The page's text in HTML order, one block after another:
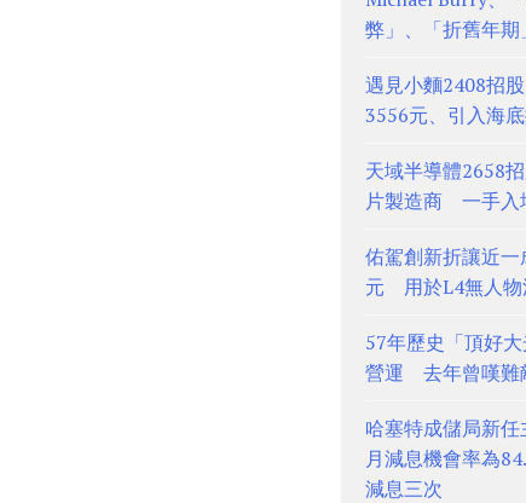
弊」、「折舊年期
遇見小麵2408招
3556元、引入海
天域半導體2658
片製造商 一手入
佑駕創新折讓近
元 用於L4無人物
57年歷史「頂好
營運 去年曾嘆難
哈塞特成儲局新
月減息機會率為
減息三次